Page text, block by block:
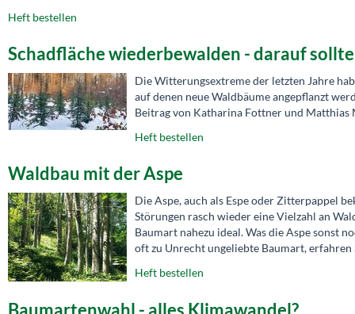
Heft bestellen
Schadfläche wiederbewalden - darauf
Die Witterungsextreme der letzten Jahre
auf denen neue Waldbäume angepflanzt
Beitrag von Katharina Fottner und Matthias
Heft bestellen
Waldbau mit der Aspe
Die Aspe, auch als Espe oder Zitterpappel
Störungen rasch wieder eine Vielzahl an
Baumart nahezu ideal. Was die Aspe sonst
oft zu Unrecht ungeliebte Baumart,
Heft bestellen
Baumartenwahl - alles Klimawandel?